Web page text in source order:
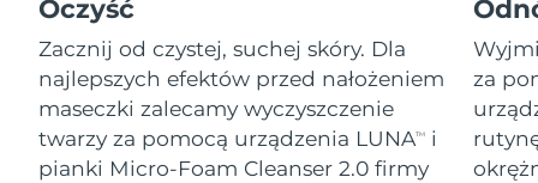
Oczyść
Zacznij od czystej, suchej skóry. Dla
najlepszych efektów przed nałożeniem
maseczki zalecamy wyczyszczenie
twarzy za pomocą urządzenia LUNATM
i
pianki Micro-Foam Cleanser 2.0 firmy
za
Słowenia
Oczekiwany czas dostawy
8/10/26
Republika
Południowej Afryki
Oczekiwany czas dostawy
8/18/26